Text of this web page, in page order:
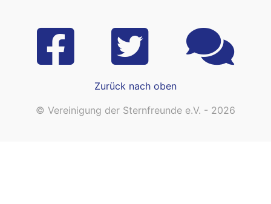
Zurück nach oben
© Vereinigung der Sternfreunde e.V. - 2026